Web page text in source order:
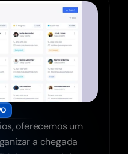
oferecemos um
a chegada